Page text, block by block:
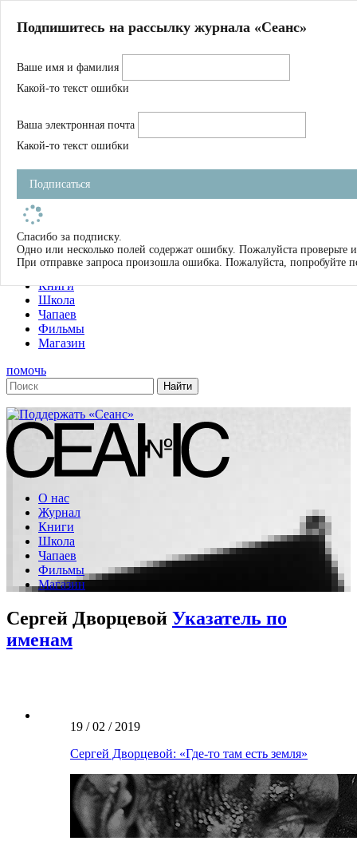
Магазин
Журнал
Школа
Устав
Фильмы
Имена
Тэги
О нас
Журнал
Книги
Школа
Чапаев
Фильмы
Магазин
помочь
О нас
Журнал
Книги
Школа
Чапаев
Фильмы
Магазин
Сергей Дворцевой Указатель по
именам
19 / 02 / 2019
Сергей Дворцевой: «Где-то там есть земля»
Подпишитесь на рассылку журнала «Сеанс»
Ваше имя и фамилия
Какой-то текст ошибки
Ваша электронная почта
Какой-то текст ошибки
Подписаться
Спасибо за подписку.
Одно или несколько полей содержат ошибку. Пожалуйста проверьте
При отправке запроса произошла ошибка. Пожалуйста, попробуйте